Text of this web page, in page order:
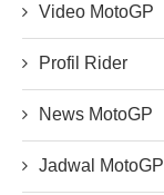
Video MotoGP
Profil Rider
News MotoGP
Jadwal MotoGP